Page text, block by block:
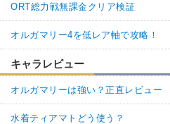
ORT総力戦無課金クリア検証
オルガマリー4を低レア軸で攻略！
キャラレビュー
オルガマリーは強い？正直レビュー
水着ティアマトどう使う？